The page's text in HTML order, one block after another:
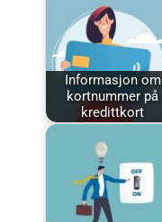
Informasjon om
kortnummer på
kredittkort